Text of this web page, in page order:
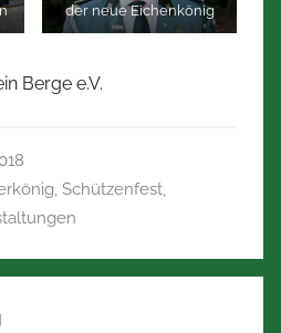
der neue Eichenkönig
Berge e.V.
, Schützenfest,